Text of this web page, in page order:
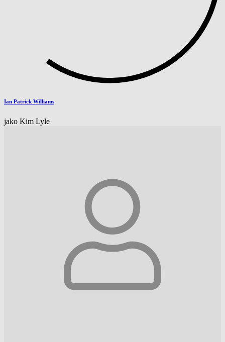
Ian Patrick Williams
jako Kim Lyle